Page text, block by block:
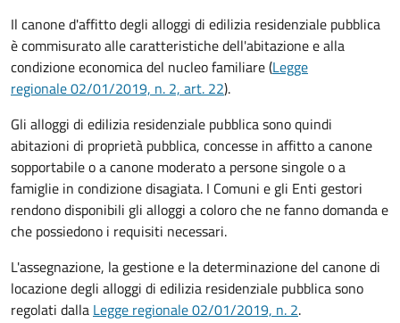
Il canone d'affitto degli alloggi di edilizia residenziale pubblica
è commisurato alle caratteristiche dell'abitazione e alla
condizione economica del nucleo familiare (Legge
regionale 02/01/2019, n. 2, art. 22).
Gli alloggi di edilizia residenziale pubblica sono quindi
abitazioni di proprietà pubblica, concesse in affitto a canone
sopportabile o a canone moderato a persone singole o a
famiglie in condizione disagiata. I Comuni e gli Enti gestori
rendono disponibili gli alloggi a coloro che ne fanno domanda e
che possiedono i requisiti necessari.
L'assegnazione, la gestione e la determinazione del canone di
locazione degli alloggi di edilizia residenziale pubblica sono
regolati dalla Legge regionale 02/01/2019, n. 2.